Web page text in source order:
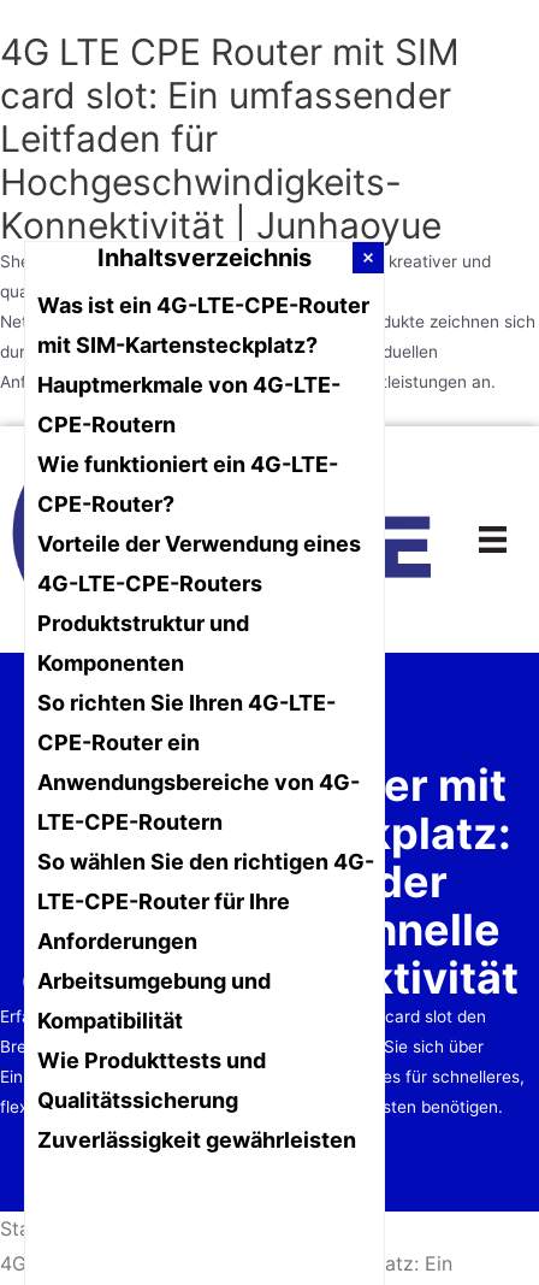
4G LTE CPE Router mit SIM
card slot: Ein umfassender
Leitfaden für
Hochgeschwindigkeits-
Konnektivität | Junhaoyue
Shenzhen Junhaoyue Technology Co., Ltd. ist ein kreativer und
qualifizierter Hersteller und Lieferant von
Netzwerkkommunikationsausrüstung. Unsere Produkte zeichnen sich
durch innovative Designs aus. Gemäß Ihren individuellen
Anforderungen bieten wir qualifizierte OEM-Dienstleistungen an.
Inhalt
springen
4G LTE CPE Router mit
SIM-Kartensteckplatz:
Ein umfassender
Leitfaden für schnelle
drahtlose Konnektivität
Erfahren Sie, wie ein 4G LTE CPE-Router mit SIM card slot den
Breitbandzugang vereinfachen kann. Informieren Sie sich über
Einrichtung, Funktionen, Vorteile und Best Practices für schnelleres,
flexibleres Internet überall dort, wo Sie es am meisten benötigen.
Startseite
4G LTE CPE Router mit SIM-Kartensteckplatz: Ein
Inhaltsverzeichnis
Was ist ein 4G-LTE-CPE-Router
mit SIM-Kartensteckplatz?
Hauptmerkmale von 4G-LTE-
CPE-Routern
Wie funktioniert ein 4G-LTE-
CPE-Router?
Vorteile der Verwendung eines
4G-LTE-CPE-Routers
Produktstruktur und
Komponenten
So richten Sie Ihren 4G-LTE-
CPE-Router ein
Anwendungsbereiche von 4G-
LTE-CPE-Routern
So wählen Sie den richtigen 4G-
LTE-CPE-Router für Ihre
Anforderungen
Arbeitsumgebung und
Kompatibilität
Wie Produkttests und
Qualitätssicherung
Zuverlässigkeit gewährleisten